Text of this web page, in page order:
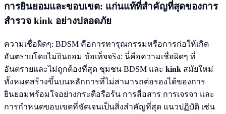
การยินยอมและขอบเขต: แก่นแท้ที่สำคัญที่สุดของการ
สำรวจ kink อย่างปลอดภัย
ความเชื่อผิดๆ: BDSM คือการทารุณกรรมหรือการก่อให้เกิด
อันตรายโดยไม่ยินยอม ข้อเท็จจริง: นี่คือความเชื่อผิดๆ ที่
อันตรายและไม่ถูกต้องที่สุด ชุมชน BDSM และ kink สมัยใหม่
ทั้งหมดสร้างขึ้นบนหลักการที่ไม่สามารถต่อรองได้ของการ
ยินยอมพร้อมใจอย่างกระตือรือร้น การสื่อสาร การเจรจา และ
การกำหนดขอบเขตที่ชัดเจนเป็นสิ่งสำคัญที่สุด แนวปฏิบัติ เช่น